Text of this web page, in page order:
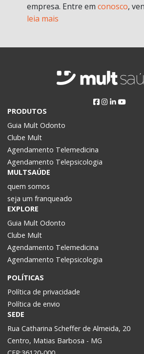
empresa. Entre em conosco,
leia mais
PRODUTOS
Guia Mult Odonto
Clube Mult
Agendamento Telemedicina
Agendamento Telepsicologia
MULTSAÚDE
quem somos
seja um franqueado
EXPLORE
Guia Mult Odonto
Clube Mult
Agendamento Telemedicina
Agendamento Telepsicologia
POLÍTICAS
Política de privacidade
Política de envio
SEDE
Rua Catharina Scheffer de Almeida, 20
Centro, Matias Barbosa - MG